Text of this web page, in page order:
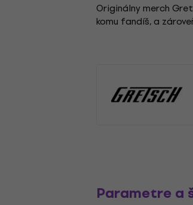
Originálny merch
komu fandíš, a
Parametre a